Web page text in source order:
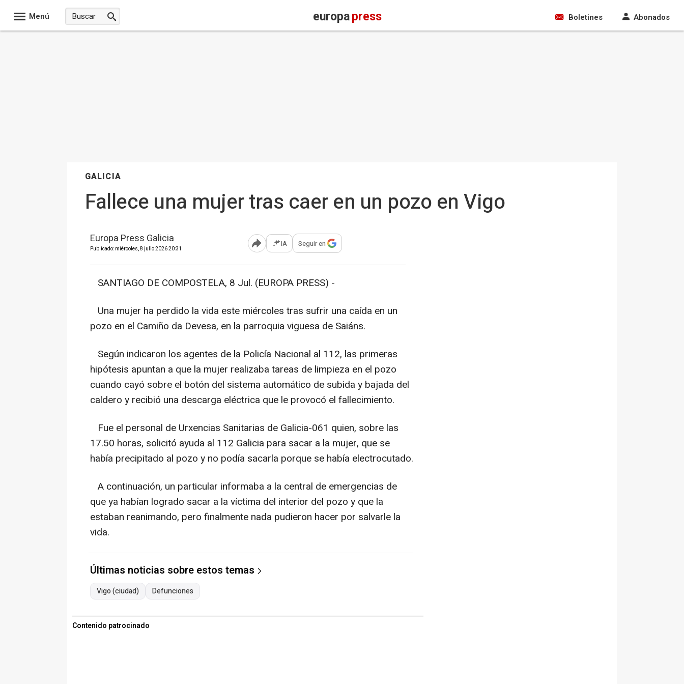
Menú europapress Boletines Abonados
GALICIA
Fallece una mujer tras caer en un pozo en Vigo
Europa Press Galicia
Publicado: miércoles, 8 julio 2026 20:31 Abrir opciones para compartir
IA Seguir en
SANTIAGO DE COMPOSTELA, 8 Jul. (EUROPA PRESS) -
Una mujer ha perdido la vida este miércoles tras sufrir una caída en un
pozo en el Camiño da Devesa, en la parroquia viguesa de Saiáns.
Según indicaron los agentes de la Policía Nacional al 112, las primeras
hipótesis apuntan a que la mujer realizaba tareas de limpieza en el pozo
cuando cayó sobre el botón del sistema automático de subida y bajada del
caldero y recibió una descarga eléctrica que le provocó el fallecimiento.
Fue el personal de Urxencias Sanitarias de Galicia-061 quien, sobre las
17.50 horas, solicitó ayuda al 112 Galicia para sacar a la mujer, que se
había precipitado al pozo y no podía sacarla porque se había electrocutado.
A continuación, un particular informaba a la central de emergencias de
que ya habían logrado sacar a la víctima del interior del pozo y que la
estaban reanimando, pero finalmente nada pudieron hacer por salvarle la
vida.
Últimas noticias sobre estos temas
Vigo (ciudad) Defunciones
Contenido patrocinado